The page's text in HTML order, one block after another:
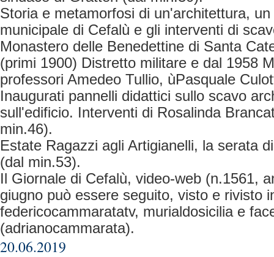
Storia e metamorfosi di un'architettura,
municipale di Cefalù e gli interventi di
Monastero delle Benedettine di Santa
(primi 1900) Distretto militare e dal 1958
professori Amedeo Tullio, ùPasquale
Inaugurati pannelli didattici sullo scavo
sull'edificio. Interventi di Rosalinda
min.46).
Estate Ragazzi agli Artigianelli, la serata
(dal min.53).
Il Giornale di Cefalù, video-web (n.1561,
giugno può essere seguito, visto e rivisto
federicocammaratatv, murialdosicilia e
(adrianocammarata).
20.06.2019